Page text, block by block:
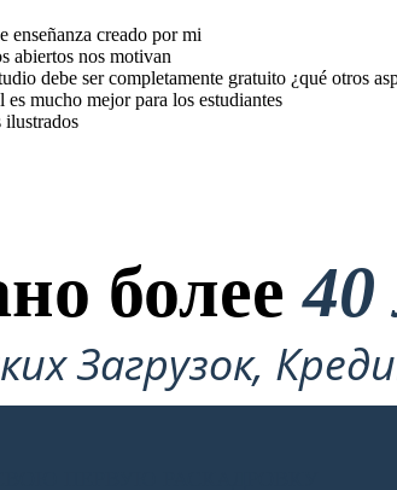
enseñanza creado por mi
abiertos nos motivan
debe ser completamente gratuito ¿qué otros
mucho mejor para los estudiantes
ilustrados
более40
Загрузок,